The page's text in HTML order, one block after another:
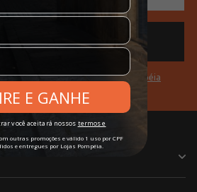
aceita osTermos de Uso da Pompéia